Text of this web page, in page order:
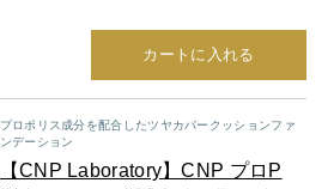
カートに入れる
プロポリス成分を配合したツヤカバークッションファ
ンデーション
【CNP Laboratory】CNP プロP